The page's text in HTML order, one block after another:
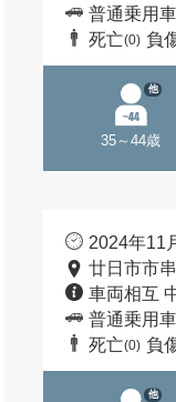
普通乗用車
死亡(0) 負
35～44歳
他
2024年11
廿日市市
車両相互
普通乗用車
死亡(0) 負
他